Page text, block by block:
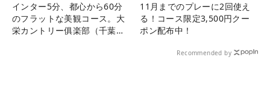
インター5分、都心から60分
のフラットな美観コース。大
栄カントリー俱楽部（千葉
11月までのプレーに2回使え
る！コース限定3,500円クー
ポン配布中！
Recommended by